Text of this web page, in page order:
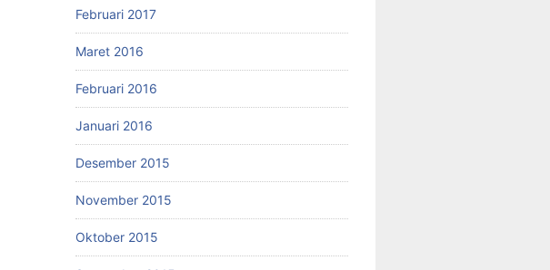
Februari 2017
Maret 2016
Februari 2016
Januari 2016
Desember 2015
November 2015
Oktober 2015